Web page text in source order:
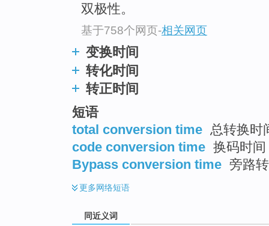
双极性。
基于758个网页-相关网页
变换时间
转化时间
转正时间
短语
total conversion time 总转换时
code conversion time 换码时间
Bypass conversion time 旁路
更多网络短语
同近义词